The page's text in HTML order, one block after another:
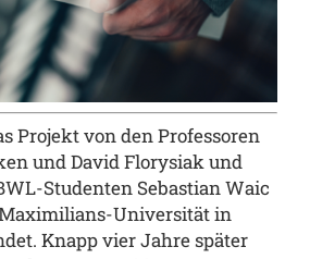
Projekt von den Professoren
und David Florysiak und
Studenten Sebastian Waic
Universität in
Knapp vier Jahre später